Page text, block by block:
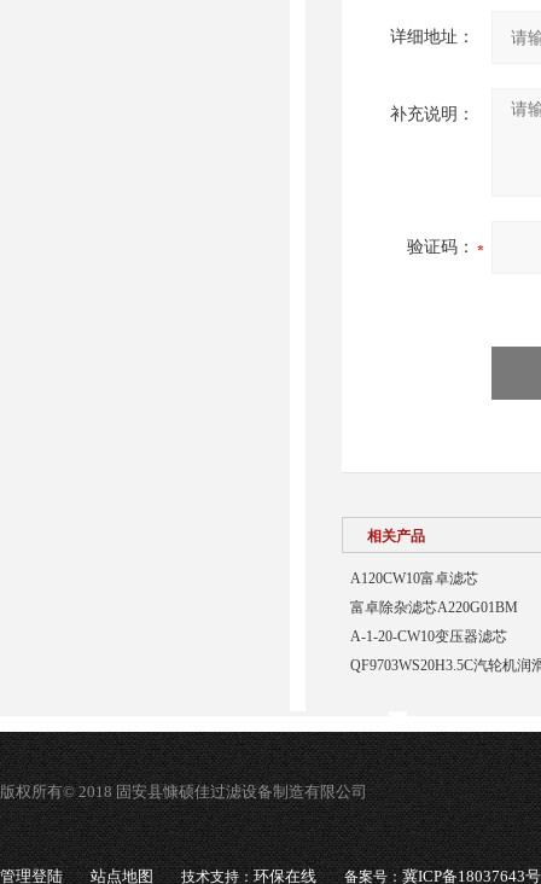
详细地址：
补充说明：
验证码：
相关产品
A120CW10富卓滤芯
富卓除杂滤芯A220G01BM
A-1-20-CW10变压器滤芯
QF9703WS20H3.5C汽轮机润
版权所有© 2018 固安县慷硕佳过滤设备制造有限公司
管理登陆 站点地图 技术支持：环保在线 备案号：冀ICP备18037643